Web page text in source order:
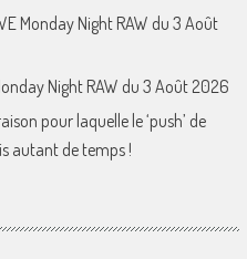
Monday Night RAW du 3 Août
Night RAW du 3 Août 2026
pour laquelle le ‘push’ de
autant de temps !